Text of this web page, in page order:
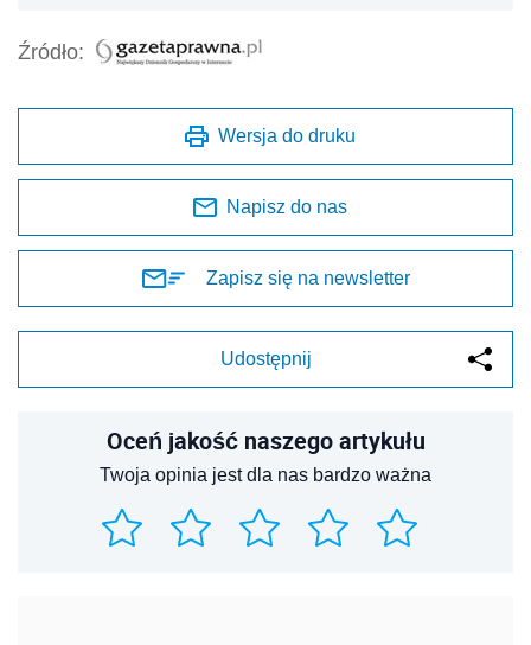
Źródło:
Wersja do druku
Napisz do nas
Zapisz się na newsletter
Udostępnij
Oceń jakość naszego artykułu
Twoja opinia jest dla nas bardzo ważna